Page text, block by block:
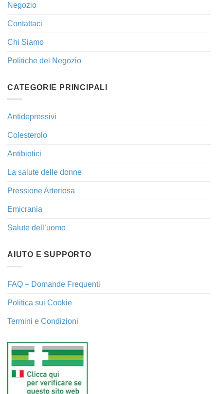
Negozio
Contattaci
Chi Siamo
Politiche del Negozio
CATEGORIE PRINCIPALI
Antidepressivi
Colesterolo
Antibiotici
La salute delle donne
Pressione Arteriosa
Emicrania
Salute dell’uomo
AIUTO E SUPPORTO
FAQ – Domande Frequenti
Politica sui Cookie
Termini e Condizioni